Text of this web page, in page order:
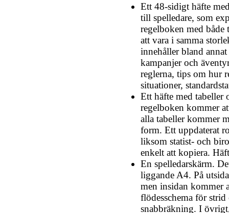
Ett 48-sidigt häfte
till spelledare, som
regelboken med
att vara i samma
innehåller bland
kampanjer och
reglerna, tips om hur
situationer,
Ett häfte med tabeller
regelboken kommer
alla tabeller kommer
form. Ett uppdaterat
liksom statist- och
enkelt att kopiera.
En spelledarskärm.
liggande A4. På
men insidan kommer
flödesschema för
snabbräkning. I